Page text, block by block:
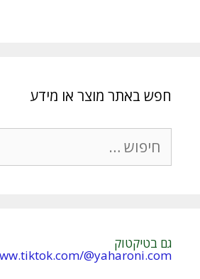
חפש באתר מוצר או מידע
חיפוש:
גם בטיקטוק
@yaharoni.com